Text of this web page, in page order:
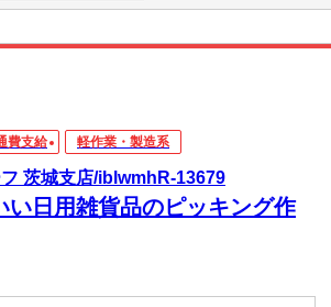
費支給 軽作業・製造系
茨城支店/iblwmhR-13679
い日用雑貨品のピッキング作